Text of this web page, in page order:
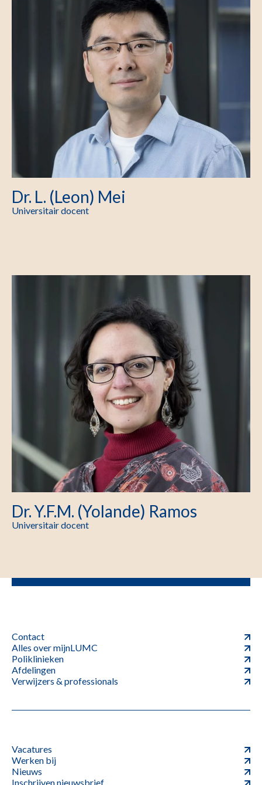
Dr. L. (Leon) Mei
Universitair docent
Dr. Y.F.M. (Yolande) Ramos
Universitair docent
Contact
Alles over mijnLUMC
Poliklinieken
Afdelingen
Verwijzers & professionals
Vacatures
Werken bij
Nieuws
Inschrijven nieuwsbrief